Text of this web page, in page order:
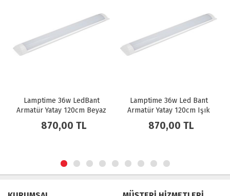
Lamptime 36w LedBant
Armatür Yatay 120cm Beyaz
Işık 6500k 301638
870,00 TL
Lamptime 36w Led Bant
Armatür Yatay 120cm Işık
4000k Işık 301438
870,00 TL